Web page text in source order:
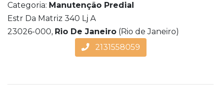
Categoria: Manutenção Predial
Estr Da Matriz 340 Lj A
23026-000, Rio De Janeiro (Rio de Janeiro)
2131558059